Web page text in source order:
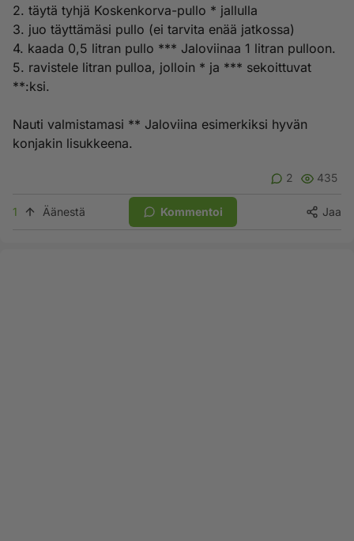
2. täytä tyhjä Koskenkorva-pullo * jallulla
3. juo täyttämäsi pullo (ei tarvita enää jatkossa)
4. kaada 0,5 litran pullo *** Jaloviinaa 1 litran pulloon.
5. ravistele litran pulloa, jolloin * ja *** sekoittuvat
**:ksi.
Nauti valmistamasi ** Jaloviina esimerkiksi hyvän
konjakin lisukkeena.
2 435
1 Äänestä Kommentoi Jaa